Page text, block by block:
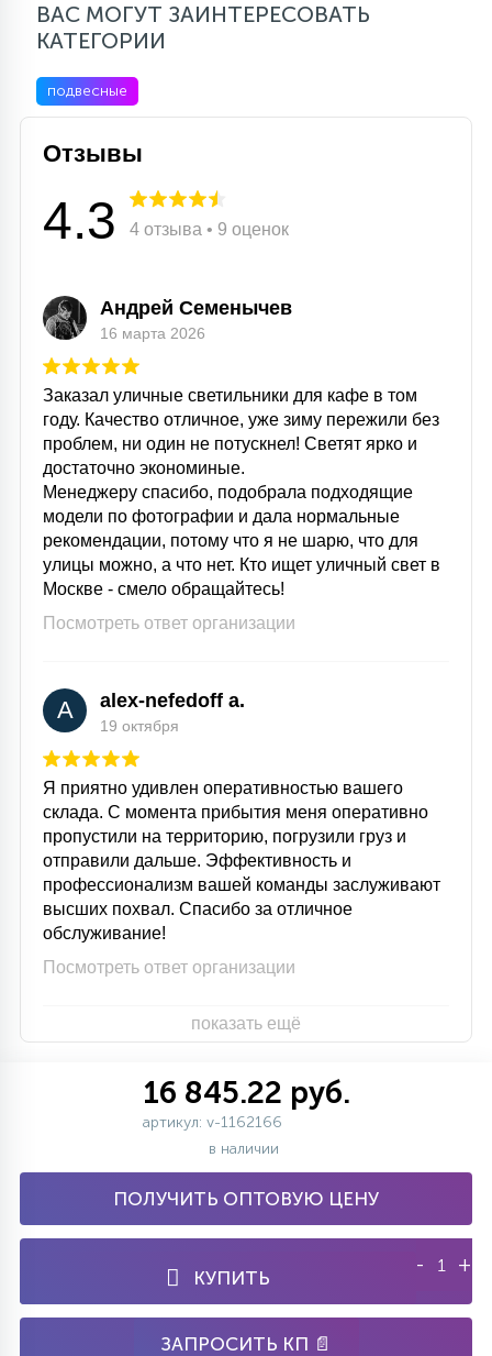
ВАС МОГУТ ЗАИНТЕРЕСОВАТЬ
КАТЕГОРИИ
подвесные
Отзывы
4.3 4 отзыва • 9 оценок
Андрей Семенычев
16 марта 2026
Заказал уличные светильники для кафе в том
году. Качество отличное, уже зиму пережили без
проблем, ни один не потускнел! Светят ярко и
достаточно экономиные.
Менеджеру спасибо, подобрала подходящие
модели по фотографии и дала нормальные
рекомендации, потому что я не шарю, что для
улицы можно, а что нет. Кто ищет уличный свет в
Москве - смело обращайтесь!
Посмотреть ответ организации
A alex-nefedoff a.
19 октября
Я приятно удивлен оперативностью вашего
склада. С момента прибытия меня оперативно
пропустили на территорию, погрузили груз и
отправили дальше. Эффективность и
профессионализм вашей команды заслуживают
высших похвал. Спасибо за отличное
обслуживание!
Посмотреть ответ организации
показать ещё
16 845.22 руб.
артикул: v-1162166
в наличии
ПОЛУЧИТЬ ОПТОВУЮ ЦЕНУ
КУПИТЬ
- +
ЗАПРОСИТЬ КП 📄